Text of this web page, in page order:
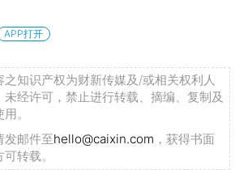
APP打开
之知识产权为财新传媒及/或相关权利人
经许可，禁止进行转载、摘编、复制及
。
发邮件至hello@caixin.com ，获得书面
转载。